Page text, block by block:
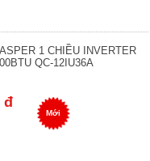
1 CHIỀU INVERTER
QC-12IU36A
đ
Mới